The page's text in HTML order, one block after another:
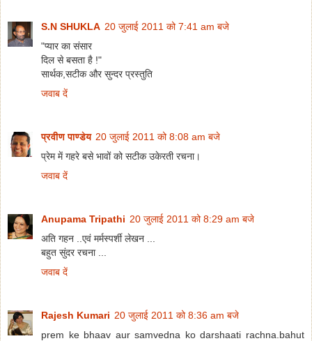
S.N SHUKLA 20 जुलाई 2011 को 7:41 am बजे
"प्यार का संसार
दिल से बसता है !"
सार्थक,सटीक और सुन्दर प्रस्तुति
जवाब दें
प्रवीण पाण्डेय 20 जुलाई 2011 को 8:08 am बजे
प्रेम में गहरे बसे भावों को सटीक उकेरती रचना।
जवाब दें
Anupama Tripathi 20 जुलाई 2011 को 8:29 am बजे
अति गहन ..एवं मर्मस्पर्शी लेखन ...
बहुत सुंदर रचना ...
जवाब दें
Rajesh Kumari 20 जुलाई 2011 को 8:36 am बजे
prem ke bhaav aur samvedna ko darshaati rachna.bahut